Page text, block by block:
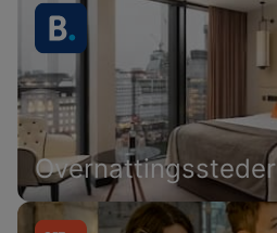
Overnattingssteder